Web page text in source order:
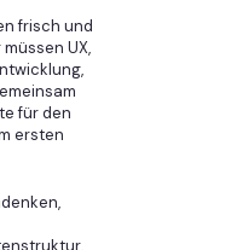
frisch und
UX,
für den
ersten